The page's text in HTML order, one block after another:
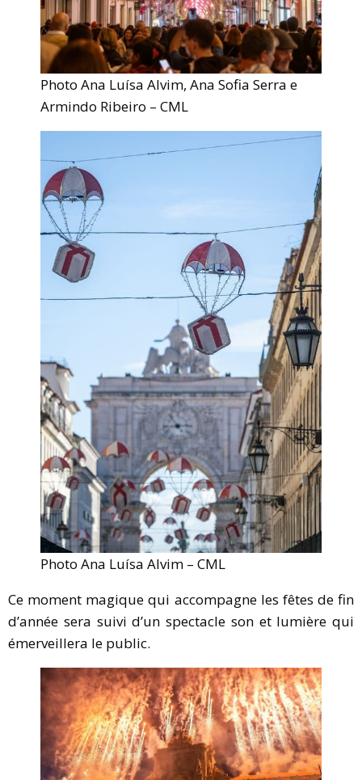
Photo Ana Luísa Alvim, Ana Sofia Serra e
Armindo Ribeiro – CML
Photo Ana Luísa Alvim – CML
Ce moment magique qui accompagne les fêtes de fin
d’année sera suivi d’un spectacle son et lumière qui
émerveillera le public.